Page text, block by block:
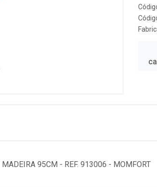
95CM - REF. 913006 - MOMFORT